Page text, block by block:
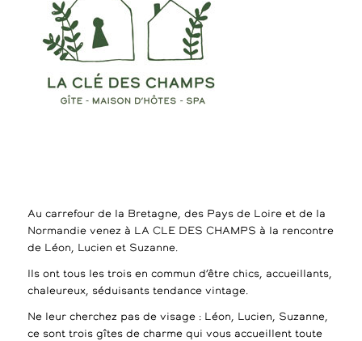
Au carrefour de la Bretagne, des Pays de Loire et de la
Normandie venez à LA CLE DES CHAMPS à la rencontre
de Léon, Lucien et Suzanne.
Ils ont tous les trois en commun d’être chics, accueillants,
chaleureux, séduisants tendance vintage.
Ne leur cherchez pas de visage : Léon, Lucien, Suzanne,
ce sont trois gîtes de charme qui vous accueillent toute